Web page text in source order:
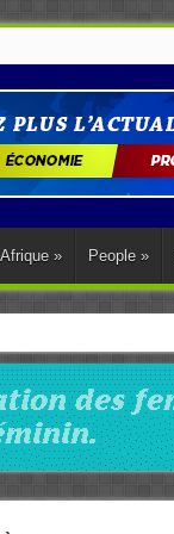
Afrique » People »